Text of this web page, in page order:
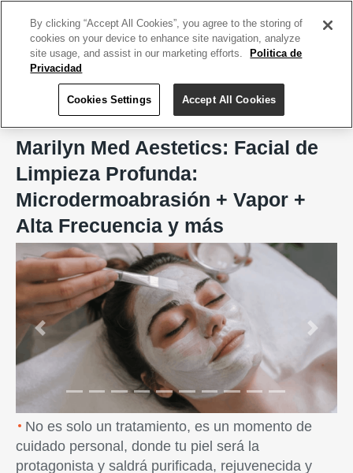
Marilyn Med Aestetics
Marilyn Med Aestetics: Facial de
Limpieza Profunda:
Microdermoabrasión + Vapor +
Alta Frecuencia y más
Previous Next
No es solo un tratamiento, es un momento de
cuidado personal, donde tu piel será la
protagonista y saldrá purificada, rejuvenecida y
By clicking “Accept All Cookies”, you agree to the storing of
cookies on your device to enhance site navigation, analyze
site usage, and assist in our marketing efforts.
Politica de
Privacidad
Cookies Settings Accept All Cookies